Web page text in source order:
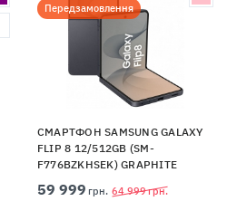
Передзамовлення
СМАРТФОН SAMSUNG GALAXY
FLIP 8 12/512GB (SM-
F776BZKHSEK) GRAPHITE
64 999грн.
59 999 грн.